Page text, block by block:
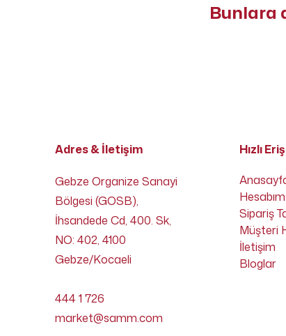
Bunlara
Adres & İletişim
Gebze Organize Sanayi
Bölgesi (GOSB),
İhsandede Cd, 400. Sk,
NO: 402, 4100
Gebze/Kocaeli
444 1 726
market@samm.com
Hızlı
Hesabım
Sipariş
Müşteri
İletişim
Bloglar